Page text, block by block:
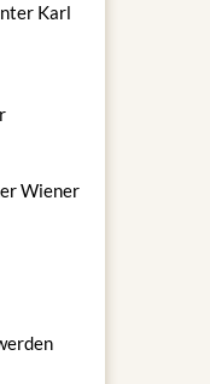
Karl
Wiener